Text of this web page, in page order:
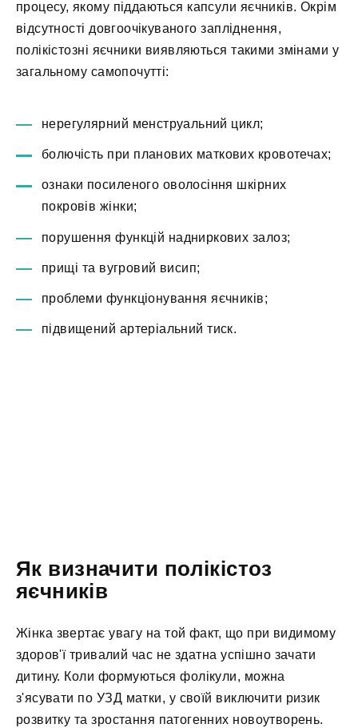
процесу, якому піддаються капсули яєчників. Окрім
відсутності довгоочікуваного запліднення,
полікістозні яєчники виявляються такими змінами у
загальному самопочутті:
нерегулярний менструальний цикл;
болючість при планових маткових кровотечах;
ознаки посиленого оволосіння шкірних
покровів жінки;
порушення функцій надниркових залоз;
прищі та вугровий висип;
проблеми функціонування яєчників;
підвищений артеріальний тиск.
Як визначити полікістоз
яєчників
Жінка звертає увагу на той факт, що при видимому
здоров'ї тривалий час не здатна успішно зачати
дитину. Коли формуються фолікули, можна
з'ясувати по УЗД матки, у своїй виключити ризик
розвитку та зростання патогенних новоутворень.